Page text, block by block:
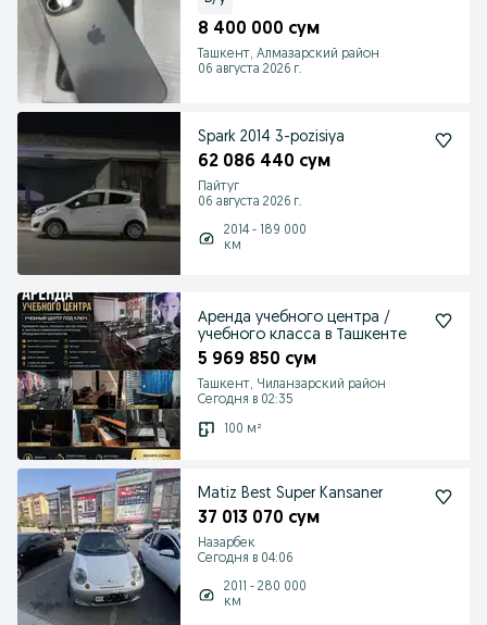
8 400 000 сум
Ташкент, Алмазарский район
06 августа 2026 г.
Spark 2014 3-pozisiya
62 086 440 сум
Пайтуг
06 августа 2026 г.
2014 - 189 000
км
Аренда учебного центра /
учебного класса в Ташкенте
5 969 850 сум
Ташкент, Чиланзарский район
Сегодня в 02:35
100 м²
Matiz Best Super Kansaner
37 013 070 сум
Назарбек
Сегодня в 04:06
2011 - 280 000
км